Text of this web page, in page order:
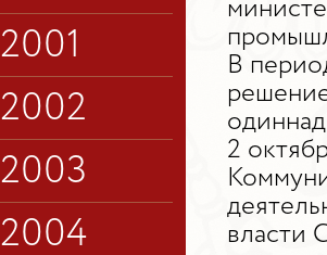
2001
2002
2003
2004
В
2
власти